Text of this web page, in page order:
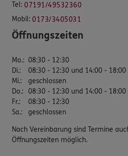
Tel: 07191/49532360
Mobil: 0173/3405031
Öffnungszeiten
Mo.: 08:30 - 12:30
Di.:
08:30 - 12:30 und 14:00 - 18:00
Mi.:
geschlossen
Do.: 08:30 - 12:30 und 14:00 - 18:00
Fr.:
08:30 - 12:30
Sa.: geschlossen
Nach Vereinbarung sind Termine
Öffnungszeiten möglich.